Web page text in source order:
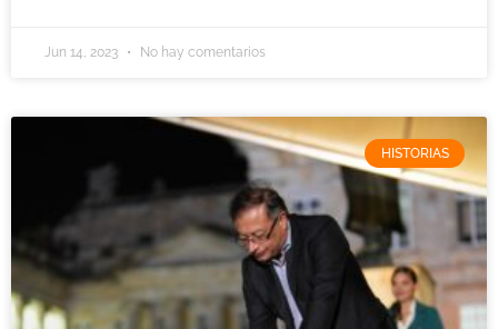
Jun 14, 2023 No hay comentarios
HISTORIAS